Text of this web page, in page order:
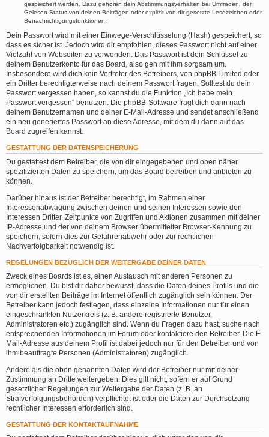
gespeichert werden. Dazu gehören dein Abstimmungsverhalten bei Umfragen, der
Gelesen-Status von deinen Beiträgen oder explizit von dir gesetzte Lesezeichen oder
Benachrichtigungsfunktionen.
Dein Passwort wird mit einer Einwege-Verschlüsselung (Hash) gespeichert, so
dass es sicher ist. Jedoch wird dir empfohlen, dieses Passwort nicht auf einer
Vielzahl von Webseiten zu verwenden. Das Passwort ist dein Schlüssel zu
deinem Benutzerkonto für das Board, also geh mit ihm sorgsam um.
Insbesondere wird dich kein Vertreter des Betreibers, von phpBB Limited oder
ein Dritter berechtigterweise nach deinem Passwort fragen. Solltest du dein
Passwort vergessen haben, so kannst du die Funktion „Ich habe mein
Passwort vergessen“ benutzen. Die phpBB-Software fragt dich dann nach
deinem Benutzernamen und deiner E-Mail-Adresse und sendet anschließend
ein neu generiertes Passwort an diese Adresse, mit dem du dann auf das
Board zugreifen kannst.
GESTATTUNG DER DATENSPEICHERUNG
Du gestattest dem Betreiber, die von dir eingegebenen und oben näher
spezifizierten Daten zu speichern, um das Board betreiben und anbieten zu
können.
Darüber hinaus ist der Betreiber berechtigt, im Rahmen einer
Interessenabwägung zwischen deinen und seinen Interessen sowie den
Interessen Dritter, Zeitpunkte von Zugriffen und Aktionen zusammen mit deiner
IP-Adresse und der von deinem Browser übermittelter Browser-Kennung zu
speichern, sofern dies zur Gefahrenabwehr oder zur rechtlichen
Nachverfolgbarkeit notwendig ist.
REGELUNGEN BEZÜGLICH DER WEITERGABE DEINER DATEN
Zweck eines Boards ist es, einen Austausch mit anderen Personen zu
ermöglichen. Du bist dir daher bewusst, dass die Daten deines Profils und die
von dir erstellten Beiträge im Internet öffentlich zugänglich sein können. Der
Betreiber kann jedoch festlegen, dass einzelne Informationen nur für einen
eingeschränkten Nutzerkreis (z. B. andere registrierte Benutzer,
Administratoren etc.) zugänglich sind. Wenn du Fragen dazu hast, suche nach
entsprechenden Informationen im Forum oder kontaktiere den Betreiber. Die E-
Mail-Adresse aus deinem Profil ist dabei jedoch nur für den Betreiber und von
ihm beauftragte Personen (Administratoren) zugänglich.
Andere als die oben genannten Daten wird der Betreiber nur mit deiner
Zustimmung an Dritte weitergeben. Dies gilt nicht, sofern er auf Grund
gesetzlicher Regelungen zur Weitergabe der Daten (z. B. an
Strafverfolgungsbehörden) verpflichtet ist oder die Daten zur Durchsetzung
rechtlicher Interessen erforderlich sind.
GESTATTUNG DER KONTAKTAUFNAHME